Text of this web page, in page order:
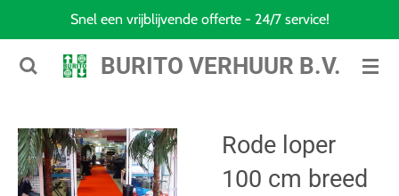
naar
BURITO VERHUUR B.V.
Snel een vrijblijvende offerte - 24/7 service!
Rode loper
100 cm breed